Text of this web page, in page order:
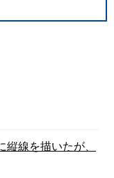
縦線を描いたが、